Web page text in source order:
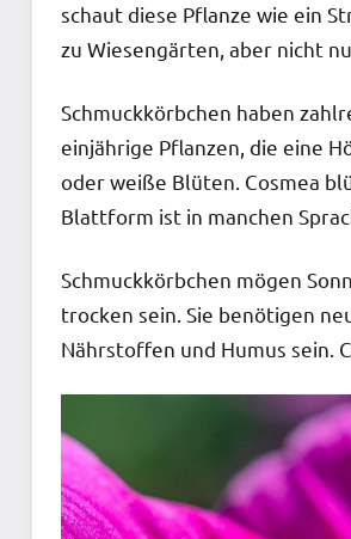
schaut diese Pflanze wie ein
zu Wiesengärten, aber nicht
Schmuckkörbchen haben
einjährige Pflanzen, die eine
oder weiße Blüten. Cosmea
Blattform ist in manchen
Schmuckkörbchen mögen
trocken sein. Sie benötigen
Nährstoffen und Humus sein.